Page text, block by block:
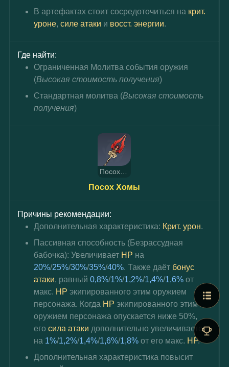
В артефактах стоит сосредоточиться на крит.
уроне, силе атаки и восст. энергии.
Где найти:
Ограниченная Молитва события оружия
(Высокая стоимость получения)
Стандартная молитва (Высокая стоимость
получения)
Посох Хомы
Посох Хомы
Причины рекомендации:
Дополнительная характеристика: Крит. урон.
Пассивная способность (Безрассудная
бабочка): Увеличивает HP на
20%/25%/30%/35%/40%. Также даёт бонус
атаки, равный 0,8%/1%/1,2%/1,4%/1,6% от
макс. HP экипированного этим оружием
персонажа. Когда HP экипированного этим
оружием персонажа опускается ниже 50%,
его сила атаки дополнительно увеличивается
на 1%/1,2%/1,4%/1,6%/1,8% от его макс. HP.
Дополнительная характеристика повысит